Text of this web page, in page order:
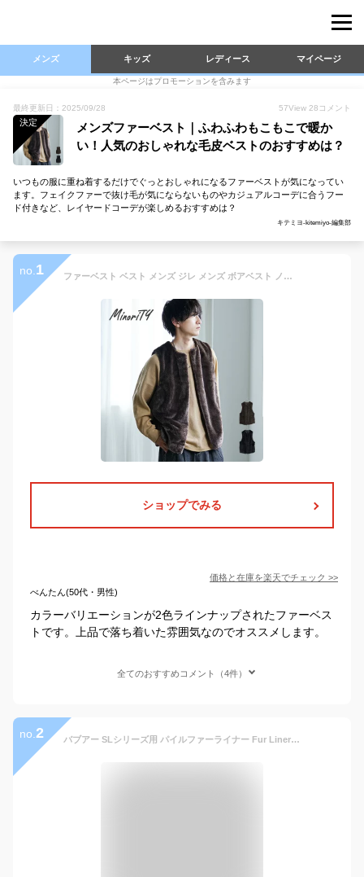
メンズ キッズ レディース マイページ
本ページはプロモーションを含みます
最終更新日：2025/09/28 57View 28 コメント
決定
メンズファーベスト｜ふわふわもこもこで暖か
い！人気のおしゃれな毛皮ベストのおすすめは？
いつもの服に重ね着するだけでぐっとおしゃれになるファーベストが気になってい
ます。フェイクファーで抜け毛が気にならないものやカジュアルコーデに合うフー
ド付きなど、レイヤードコーデが楽しめるおすすめは？
キテミヨ-kitemiyo-編集部
no. 1 ファーベスト ベスト メンズ ジレ メンズ ボアベスト ノーカラー フェイクファー オーバーサイズ ビッグシルエット 重ね着 レイヤード 黒 ブラック ブラウン アウター 羽織 防寒 暖かい きれいめ 上品 カジュアル 秋 冬 秋服 冬服 メンズファッション マイノリティ minority
ショップでみる
価格と在庫を楽天でチェック >>
べんたん(50代・男性)
カラーバリエーションが2色ラインナップされたファーベス
トです。上品で落ち着いた雰囲気なのでオススメします。
全てのおすすめコメント（4件）
no. 2 バブアー SLシリーズ用 パイルファーライナー Fur Liner MLI0035 Barbour ジップインライナー インナーベスト ジレ メンズ